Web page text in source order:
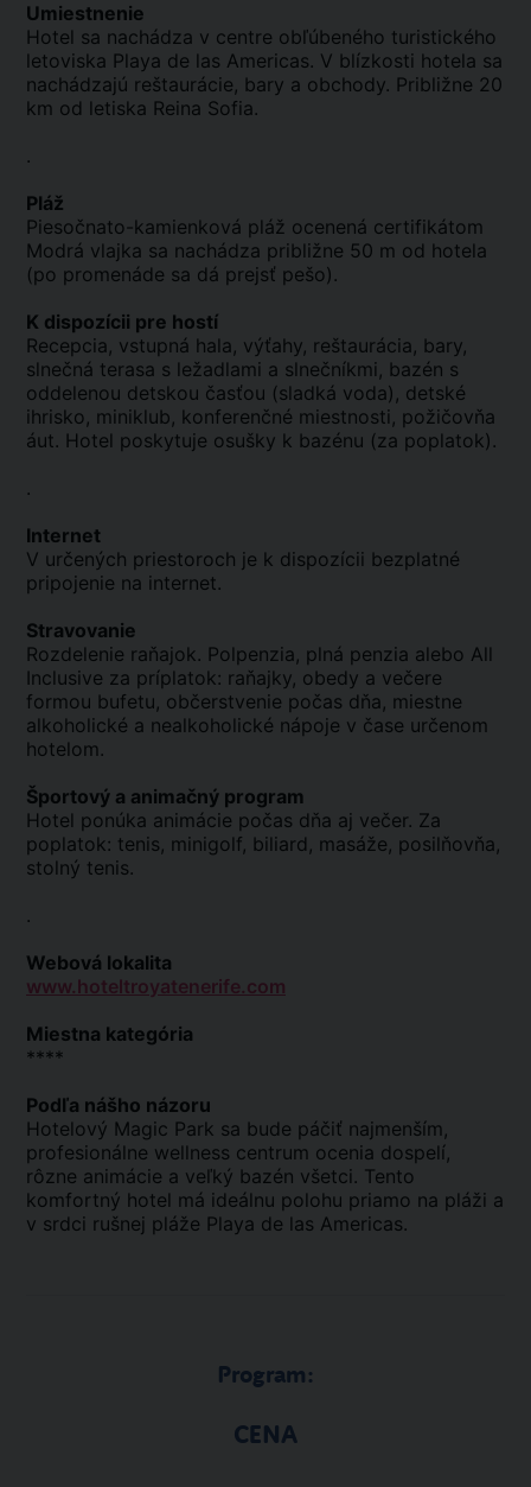
Umiestnenie
Hotel sa nachádza v centre obľúbeného turistického
letoviska Playa de las Americas. V blízkosti hotela sa
nachádzajú reštaurácie, bary a obchody. Približne 20
km od letiska Reina Sofia.
.
Pláž
Piesočnato-kamienková pláž ocenená certifikátom
Modrá vlajka sa nachádza približne 50 m od hotela
(po promenáde sa dá prejsť pešo).
K dispozícii pre hostí
Recepcia, vstupná hala, výťahy, reštaurácia, bary,
slnečná terasa s ležadlami a slnečníkmi, bazén s
oddelenou detskou časťou (sladká voda), detské
ihrisko, miniklub, konferenčné miestnosti, požičovňa
áut. Hotel poskytuje osušky k bazénu (za poplatok).
.
Internet
V určených priestoroch je k dispozícii bezplatné
pripojenie na internet.
Stravovanie
Rozdelenie raňajok. Polpenzia, plná penzia alebo All
Inclusive za príplatok: raňajky, obedy a večere
formou bufetu, občerstvenie počas dňa, miestne
alkoholické a nealkoholické nápoje v čase určenom
hotelom.
Športový a animačný program
Hotel ponúka animácie počas dňa aj večer. Za
poplatok: tenis, minigolf, biliard, masáže, posilňovňa,
stolný tenis.
.
Webová lokalita
www.hoteltroyatenerife.com
Miestna kategória
****
Podľa nášho názoru
Hotelový Magic Park sa bude páčiť najmenším,
profesionálne wellness centrum ocenia dospelí,
rôzne animácie a veľký bazén všetci. Tento
komfortný hotel má ideálnu polohu priamo na pláži a
v srdci rušnej pláže Playa de las Americas.
Program:
CENA